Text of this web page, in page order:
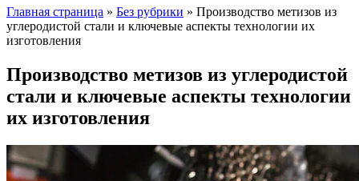
Главная страница » Без рубрики » Производство метизов из
углеродистой стали и ключевые аспекты технологии их
изготовления
Производство метизов из углеродистой
стали и ключевые аспекты технологии
их изготовления